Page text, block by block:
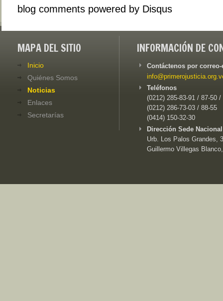
blog comments powered by Disqus
MAPA DEL SITIO
Inicio
Quiénes Somos
Noticias
Enlaces
Secretarías
INFORMACIÓN DE
Contáctenos por
Teléfonos
(0212) 285-83-91 / 87-50 /
(0212) 286-73-03 / 88-55
(0414) 150-32-30
Dirección Sede
Urb. Los Palos Grandes,
Guillermo Villegas